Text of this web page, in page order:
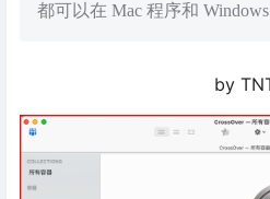
都可以在 Mac 程序和
by